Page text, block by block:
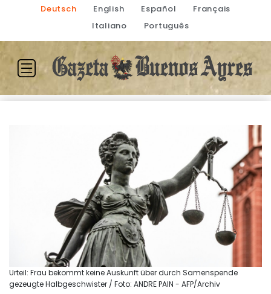
Deutsch English Español
Français
Italiano
Português
Urteil: Frau bekommt keine Auskunft über durch Samenspende
gezeugte Halbgeschwister / Foto: ANDRE PAIN - AFP/Archiv